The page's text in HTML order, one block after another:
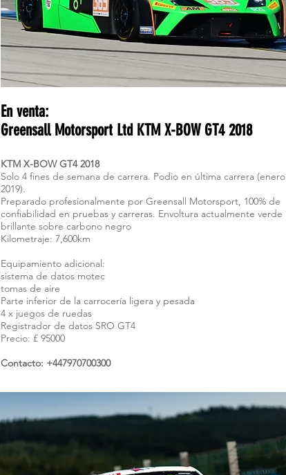
En venta:
Greensall Motorsport Ltd KTM X-BOW GT4 2018
KTM X-BOW GT4 2018
Solo 4 fines de semana de carrera. Podio en última carrera (enero
2019).
Preparado profesionalmente por Greensall Motorsport, 100% de
confiabilidad en pruebas y carreras. Envoltura actualmente verde
brillante sobre carbono negro
Kilometraje: 7,600km
Equipamiento adicional:
sistema de datos motec
tomas de aire
Parte inferior de la carrocería ligera y pesada
4 x juegos de ruedas
Registrador de datos SRO GT4
Precio: £ 95000
Contacto: +447970700300